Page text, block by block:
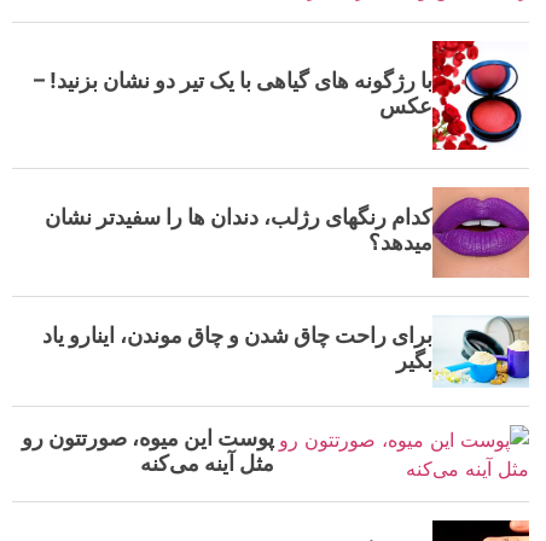
با رژگونه های گیاهی با یک تیر دو نشان بزنید! –
عکس
کدام رنگهای رژلب، دندان ها را سفیدتر نشان
میدهد؟
برای راحت چاق شدن و چاق موندن، اینارو یاد
بگیر
پوست این میوه، صورتتون رو
مثل آینه می‌کنه